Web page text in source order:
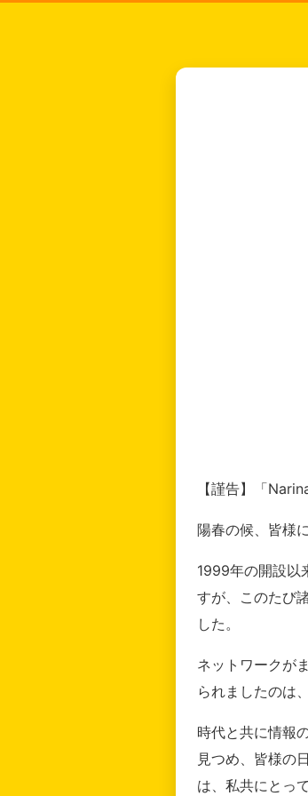
【謹告】「
陽春の候、皆様
1999年の開設以
すが、このたび
した。
ネットワークが
られましたのは
時代と共に情報
見つめ、皆様の
は、私共にとっ